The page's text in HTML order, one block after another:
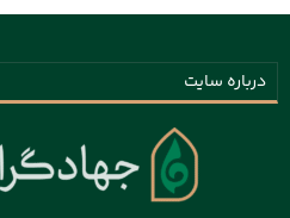
درباره سایت